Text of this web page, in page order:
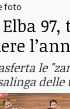
foto
le
delle